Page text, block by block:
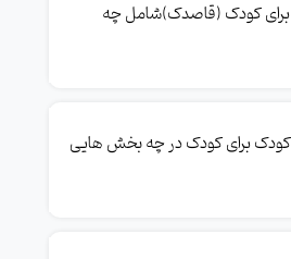
برای کودک (قاصدک)شامل چه
کودک برای کودک در چه بخش هایی